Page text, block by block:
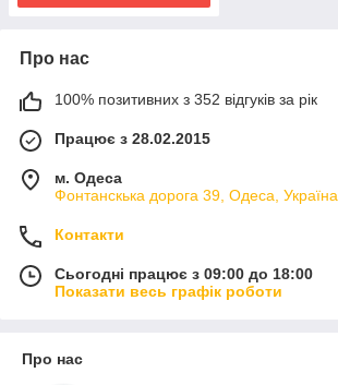
Про нас
100% позитивних з 352 відгуків за рік
Працює з 28.02.2015
м. Одеса
Фонтанскька дорога 39, Одеса, Україна
Контакти
Сьогодні працює з 09:00 до 18:00
Показати весь графік роботи
Про нас